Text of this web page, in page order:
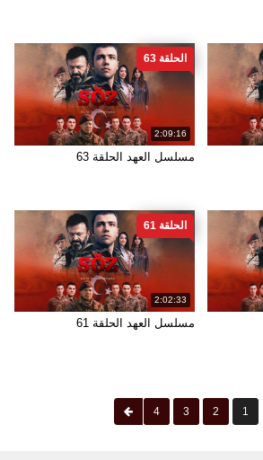
2:09:16
الحلقة 63
مسلسل العهد الحلقة 63
2:02:33
الحلقة 61
مسلسل العهد الحلقة 61
1
2
3
4